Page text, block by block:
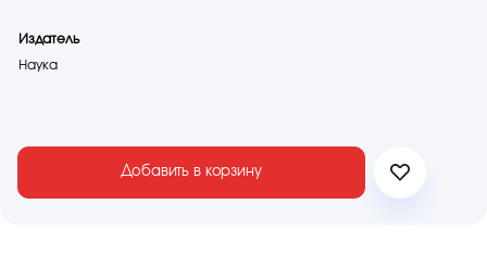
Издатель
Наука
Добавить в корзину